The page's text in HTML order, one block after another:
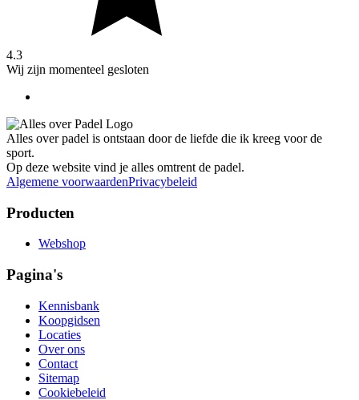
4.3
Wij zijn momenteel gesloten
Alles over padel is ontstaan door de liefde die ik kreeg voor de
sport.
Op deze website vind je alles omtrent de padel.
Algemene voorwaardenPrivacybeleid
Producten
Webshop
Pagina's
Kennisbank
Koopgidsen
Locaties
Over ons
Contact
Sitemap
Cookiebeleid